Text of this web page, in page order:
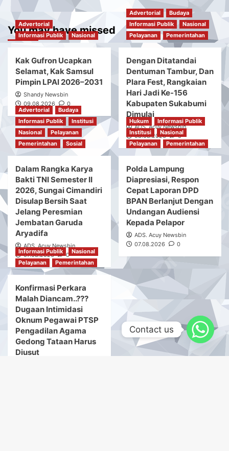
You may have missed
Advertorial
Informasi Publik
Nasional
Kak Gufron Ucapkan
Selamat, Kak Samsul
Pimpin LPAI 2026–2031
Shandy Newsbin
09.08.2026
0
Advertorial
Budaya
Informasi Publik
Nasional
Pelayanan
Pemerintahan
Dengan Ditatandai
Dentuman Tambur, Dan
Plara Fest, Rangkaian
Hari Jadi Ke-156
Kabupaten Sukabumi
Dimulai
ADS. Acuy Newsbin
08.08.2026
0
Advertorial
Budaya
Informasi Publik
Institusi
Nasional
Pelayanan
Pemerintahan
Sosial
Dalam Rangka Karya
Bakti TNI Semester II
2026, Sungai Cimandiri
Disulap Bersih Saat
Jelang Peresmian
Jembatan Garuda
Aryadifa
ADS. Acuy Newsbin
07.08.2026
0
Hukum
Informasi Publik
Institusi
Nasional
Pelayanan
Pemerintahan
Polda Lampung
Diapresiasi, Respon
Cepat Laporan DPD
BPAN Berlanjut Dengan
Undangan Audiensi
Kepada Pelapor
ADS. Acuy Newsbin
07.08.2026
0
Informasi Publik
Nasional
Pelayanan
Pemerintahan
Konfirmasi Perkara
Malah Diancam..???
Dugaan Intimidasi
Oknum Pegawai PTSP
Pengadilan Agama
Gedong Tataan Harus
Diusut
Contact us